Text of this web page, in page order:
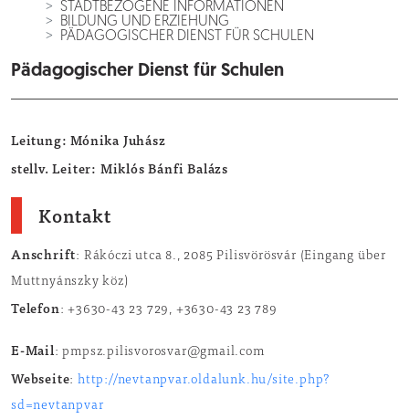
STADTBEZOGENE INFORMATIONEN
BILDUNG UND ERZIEHUNG
PÄDAGOGISCHER DIENST FÜR SCHULEN
Pädagogischer Dienst für Schulen
Leitung: Mónika Juhász
stellv. Leiter: Miklós Bánfi Balázs
Kontakt
Anschrift: Rákóczi utca 8., 2085 Pilisvörösvár (Eingang über
Muttnyánszky köz)
Telefon: +3630-43 23 729, +3630-43 23 789
E-Mail: pmpsz.pilisvorosvar@gmail.com
Webseite:http://nevtanpvar.oldalunk.hu/site.php?
sd=nevtanpvar